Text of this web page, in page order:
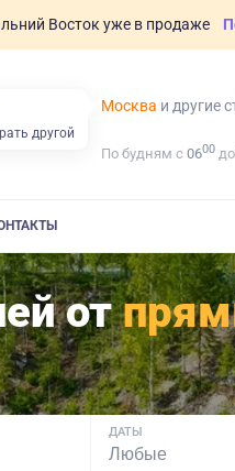
Восток уже в продаже
Москва и другие
По будням с 0600 до
от
ДАТЫ
другой